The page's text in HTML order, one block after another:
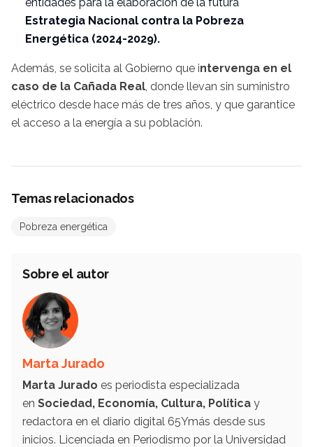
Estrategia Nacional contra la Pobreza
Energética (2024-2029).
Además, se solicita al Gobierno que intervenga en el
caso de la Cañada Real , donde llevan sin suministro
eléctrico desde hace más de tres años, y que garantice
el acceso a la energía a su población.
Temas relacionados
Pobreza energética
Sobre el autor
Marta Jurado
Marta Jurado es periodista especializada
en Sociedad, Economía, Cultura, Política y
redactora en el diario digital 65Ymás desde sus
inicios. Licenciada en Periodismo por la Universidad